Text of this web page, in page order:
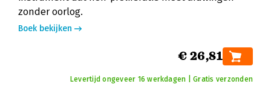
zonder oorlog.
Boek bekijken
€ 26,81
Levertijd ongeveer 16 werkdagen | Gratis verzonden